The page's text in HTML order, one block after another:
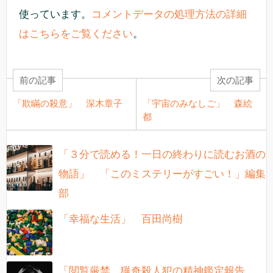
使っています。
コメントデータの処理方法の詳細
はこちらをご覧ください。
前の記事
「欺瞞の殺意」 深木章子
次の記事
「宇宙のみなしご」 森絵
都
「３分で読める！一日の終わりに読むお酒の
物語」 「このミステリーがすごい！」編集
部
「幸福な生活」 百田尚樹